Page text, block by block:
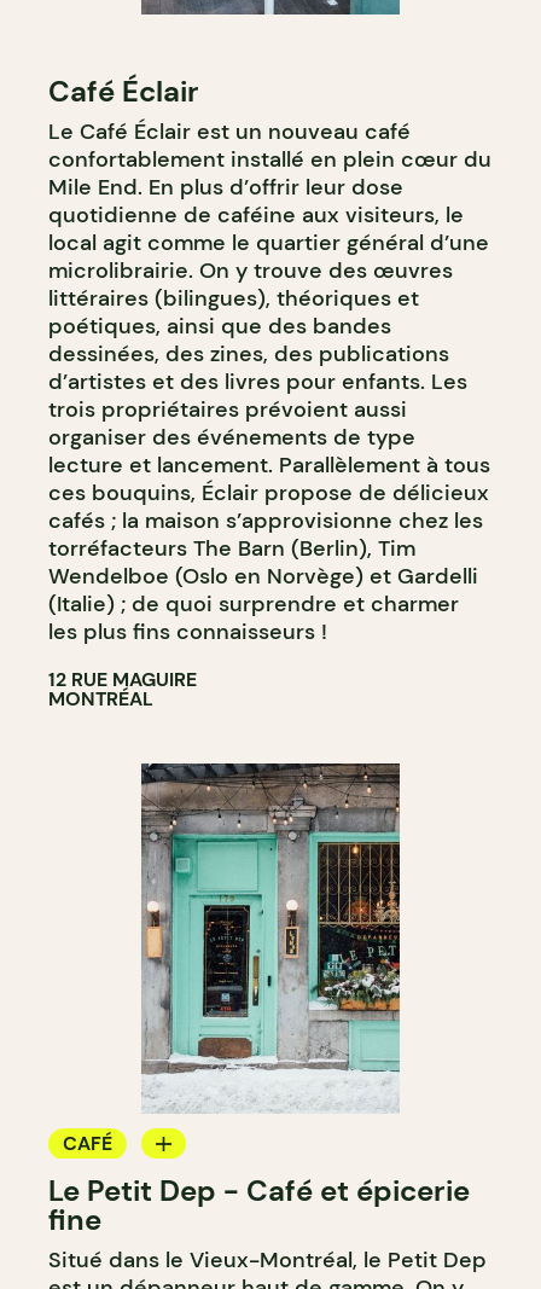
Café Éclair
Le Café Éclair est un nouveau café
confortablement installé en plein cœur du
Mile End. En plus d’offrir leur dose
quotidienne de caféine aux visiteurs, le
local agit comme le quartier général d’une
microlibrairie. On y trouve des œuvres
littéraires (bilingues), théoriques et
poétiques, ainsi que des bandes
dessinées, des zines, des publications
d’artistes et des livres pour enfants. Les
trois propriétaires prévoient aussi
organiser des événements de type
lecture et lancement. Parallèlement à tous
ces bouquins, Éclair propose de délicieux
cafés ; la maison s’approvisionne chez les
torréfacteurs The Barn (Berlin), Tim
Wendelboe (Oslo en Norvège) et Gardelli
(Italie) ; de quoi surprendre et charmer
les plus fins connaisseurs !
12 RUE MAGUIRE
MONTRÉAL
CAFÉ
ÉPICERIE / DEP
CRÈME GLACÉE
COMPTOIR
Le Petit Dep - Café et épicerie
fine
Situé dans le Vieux-Montréal, le Petit Dep